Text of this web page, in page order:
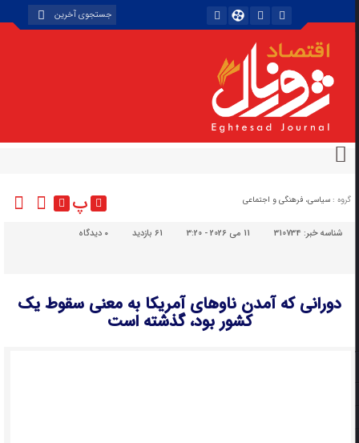
گروه : سیاسی، فرهنگی و اجتماعی پ
شناسه خبر:310734 11 می 2026 - 3:20 61 بازدید دیدگاه
دورانی که آمدن ناوهای آمریکا به معنی سقوط یک
کشور بود، گذشته است